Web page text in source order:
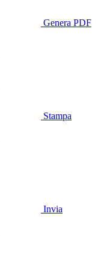
Genera PDF
Stampa
Invia